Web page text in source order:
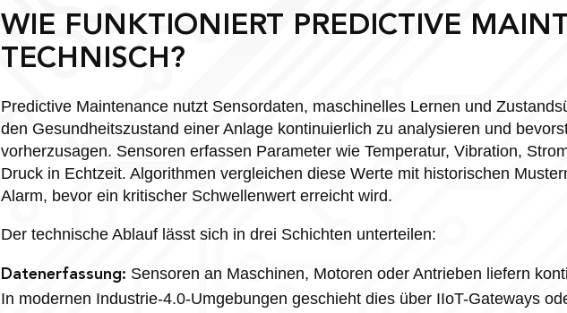
WIE FUNKTIONIERT PREDICTIVE
TECHNISCH?
Predictive Maintenance nutzt Sensordaten, maschinelles Lernen und
den Gesundheitszustand einer Anlage kontinuierlich zu analysieren und
vorherzusagen. Sensoren erfassen Parameter wie Temperatur, Vibration,
Druck in Echtzeit. Algorithmen vergleichen diese Werte mit historischen
Alarm, bevor ein kritischer Schwellenwert erreicht wird.
Der technische Ablauf lässt sich in drei Schichten unterteilen:
Datenerfassung: Sensoren an Maschinen, Motoren oder Antrieben liefern
In modernen Industrie-4.0-Umgebungen geschieht dies über IIoT-Gateways